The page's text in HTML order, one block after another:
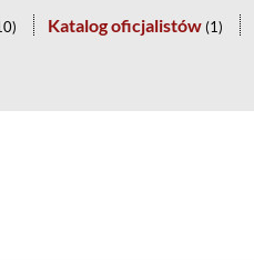
) Katalog oficjalistów (1)